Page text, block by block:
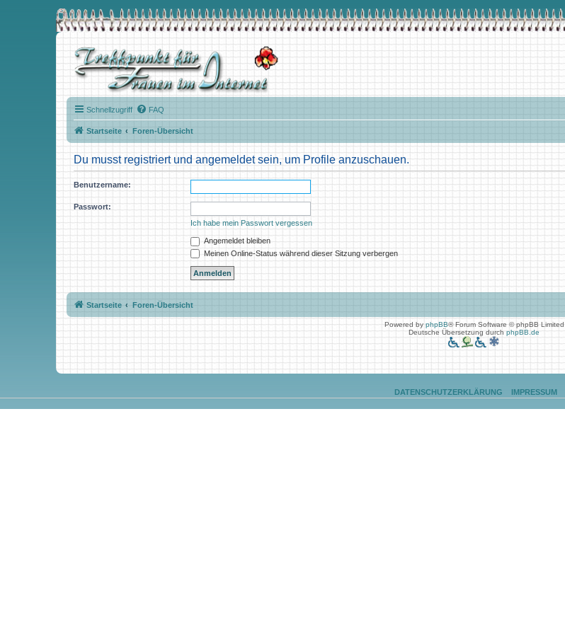
Schnellzugriff FAQ
Startseite Foren-Übersicht
Du musst registriert und angemeldet sein, um Profile anzuschauen.
Benutzername:
Passwort:
Ich habe mein Passwort vergessen
Angemeldet bleiben
Meinen Online-Status während dieser Sitzung verbergen
Startseite Foren-Übersicht
Powered by phpBB® Forum Software © phpBB Limited
Deutsche Übersetzung durch phpBB.de
DATENSCHUTZERKLÄRUNG IMPRESSUM